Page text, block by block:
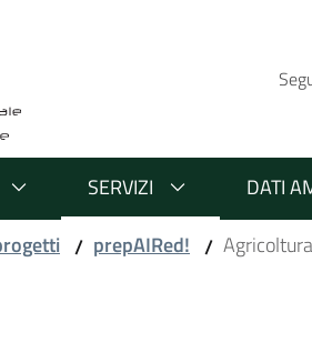
SERVIZI
DATI
/ prepAIRed! / Agricoltura